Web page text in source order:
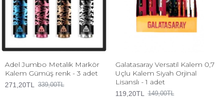
Adel Jumbo Metalik Markör
Kalem Gümüş renk - 3 adet
271,20TL 339,00TL
Galatasaray Versatil Kalem 0,7
Uçlu Kalem Siyah Orjinal
Lisanslı - 1 adet
119,20TL 149,00TL